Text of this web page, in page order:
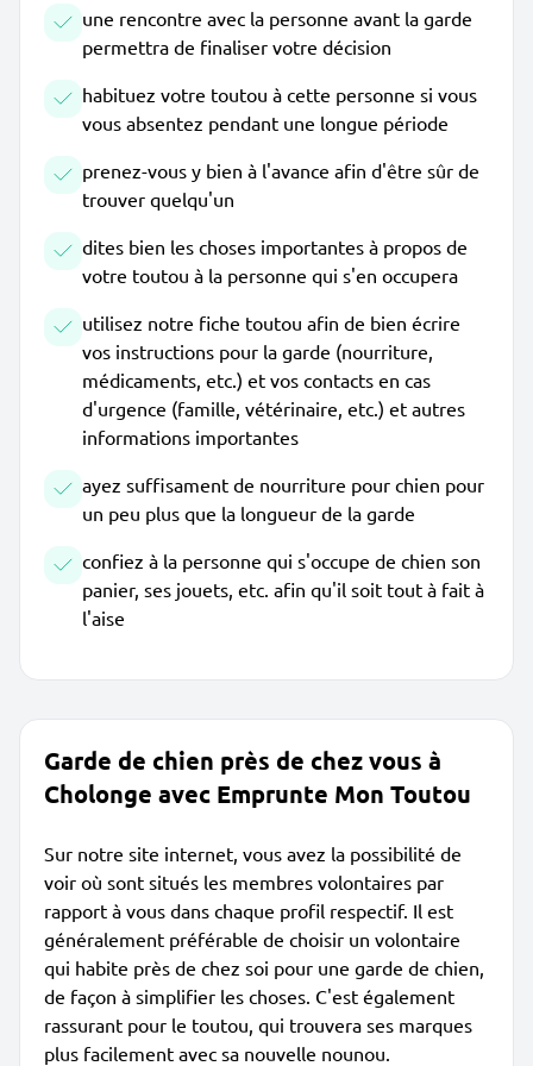
une rencontre avec la personne avant la garde
permettra de finaliser votre décision
habituez votre toutou à cette personne si vous
vous absentez pendant une longue période
prenez-vous y bien à l'avance afin d'être sûr de
trouver quelqu'un
dites bien les choses importantes à propos de
votre toutou à la personne qui s'en occupera
utilisez notre fiche toutou afin de bien écrire
vos instructions pour la garde (nourriture,
médicaments, etc.) et vos contacts en cas
d'urgence (famille, vétérinaire, etc.) et autres
informations importantes
ayez suffisament de nourriture pour chien pour
un peu plus que la longueur de la garde
confiez à la personne qui s'occupe de chien son
panier, ses jouets, etc. afin qu'il soit tout à fait à
l'aise
Garde de chien près de chez vous à
Cholonge avec Emprunte Mon Toutou
Sur notre site internet, vous avez la possibilité de
voir où sont situés les membres volontaires par
rapport à vous dans chaque profil respectif. Il est
généralement préférable de choisir un volontaire
qui habite près de chez soi pour une garde de chien,
de façon à simplifier les choses. C'est également
rassurant pour le toutou, qui trouvera ses marques
plus facilement avec sa nouvelle nounou.